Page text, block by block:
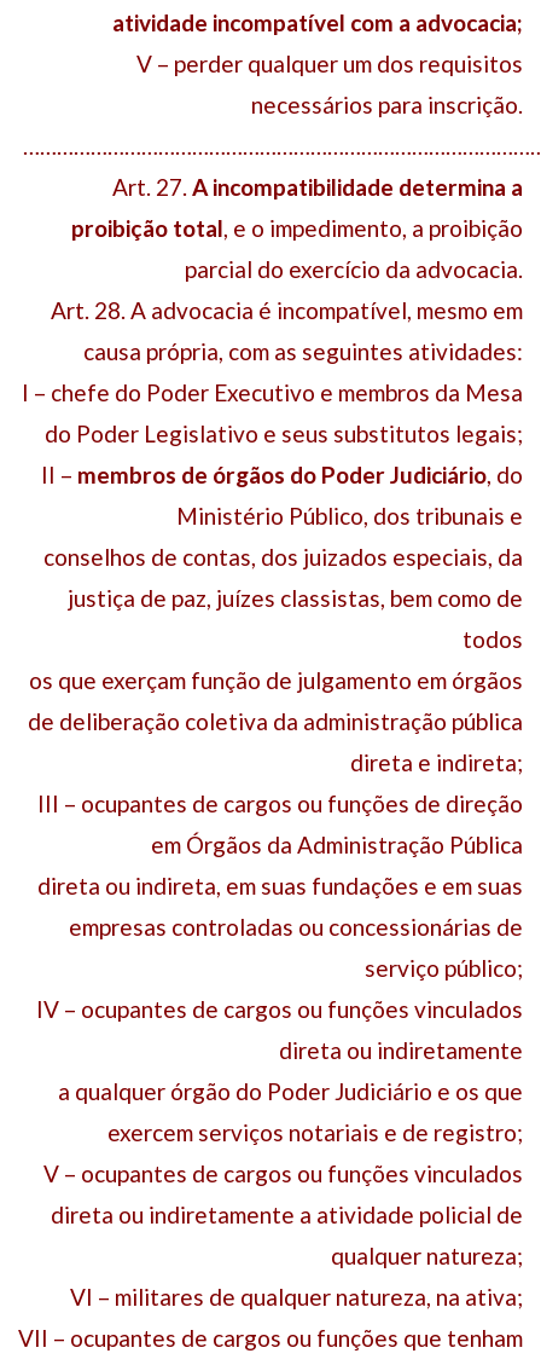
atividade incompatível com a advocacia;
V – perder qualquer um dos requisitos
necessários para inscrição.
Art. 27. A incompatibilidade determina a
proibição total, e o impedimento, a proibição
parcial do exercício da advocacia.
Art. 28. A advocacia é incompatível, mesmo em
causa própria, com as seguintes atividades:
I – chefe do Poder Executivo e membros da Mesa
do Poder Legislativo e seus substitutos legais;
II – membros de órgãos do Poder Judiciário, do
Ministério Público, dos tribunais e
conselhos de contas, dos juizados especiais, da
justiça de paz, juízes classistas, bem como de
todos
os que exerçam função de julgamento em órgãos
de deliberação coletiva da administração pública
direta e indireta;
III – ocupantes de cargos ou funções de direção
em Órgãos da Administração Pública
direta ou indireta, em suas fundações e em suas
empresas controladas ou concessionárias de
serviço público;
IV – ocupantes de cargos ou funções vinculados
direta ou indiretamente
a qualquer órgão do Poder Judiciário e os que
exercem serviços notariais e de registro;
V – ocupantes de cargos ou funções vinculados
direta ou indiretamente a atividade policial de
qualquer natureza;
VI – militares de qualquer natureza, na ativa;
VII – ocupantes de cargos ou funções que tenham